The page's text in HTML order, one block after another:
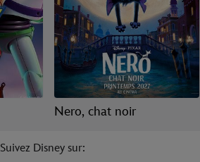
Nero, chat noir
Suivez Disney sur: